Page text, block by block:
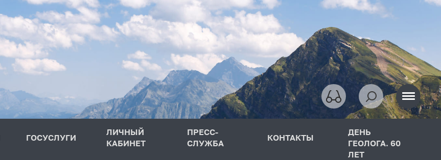
ГОСУСЛУГИ
ЛИЧНЫЙ
КАБИНЕТ
ПРЕСС-
СЛУЖБА
КОНТАКТЫ
ДЕНЬ
ГЕОЛОГА. 60
ЛЕТ